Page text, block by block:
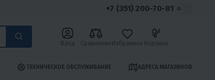
+7 (351) 200-70-81
Вход Сравнение Избранное Корзина
ТЕХНИЧЕСКОЕ ОБСЛУЖИВАНИЕ АДРЕСА МАГАЗИНОВ